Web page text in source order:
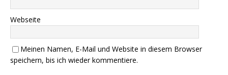
Webseite
Meinen Namen, E-Mail und Website in diesem Browser
speichern, bis ich wieder kommentiere.